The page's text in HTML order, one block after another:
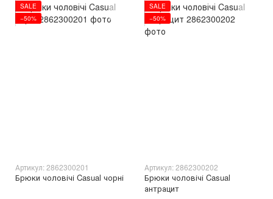
SALE
−50%
Артикул: 2862300201
Брюки чоловічі Casual чорні
SALE
−50%
Артикул: 2862300202
Брюки чоловічі Casual
антрацит